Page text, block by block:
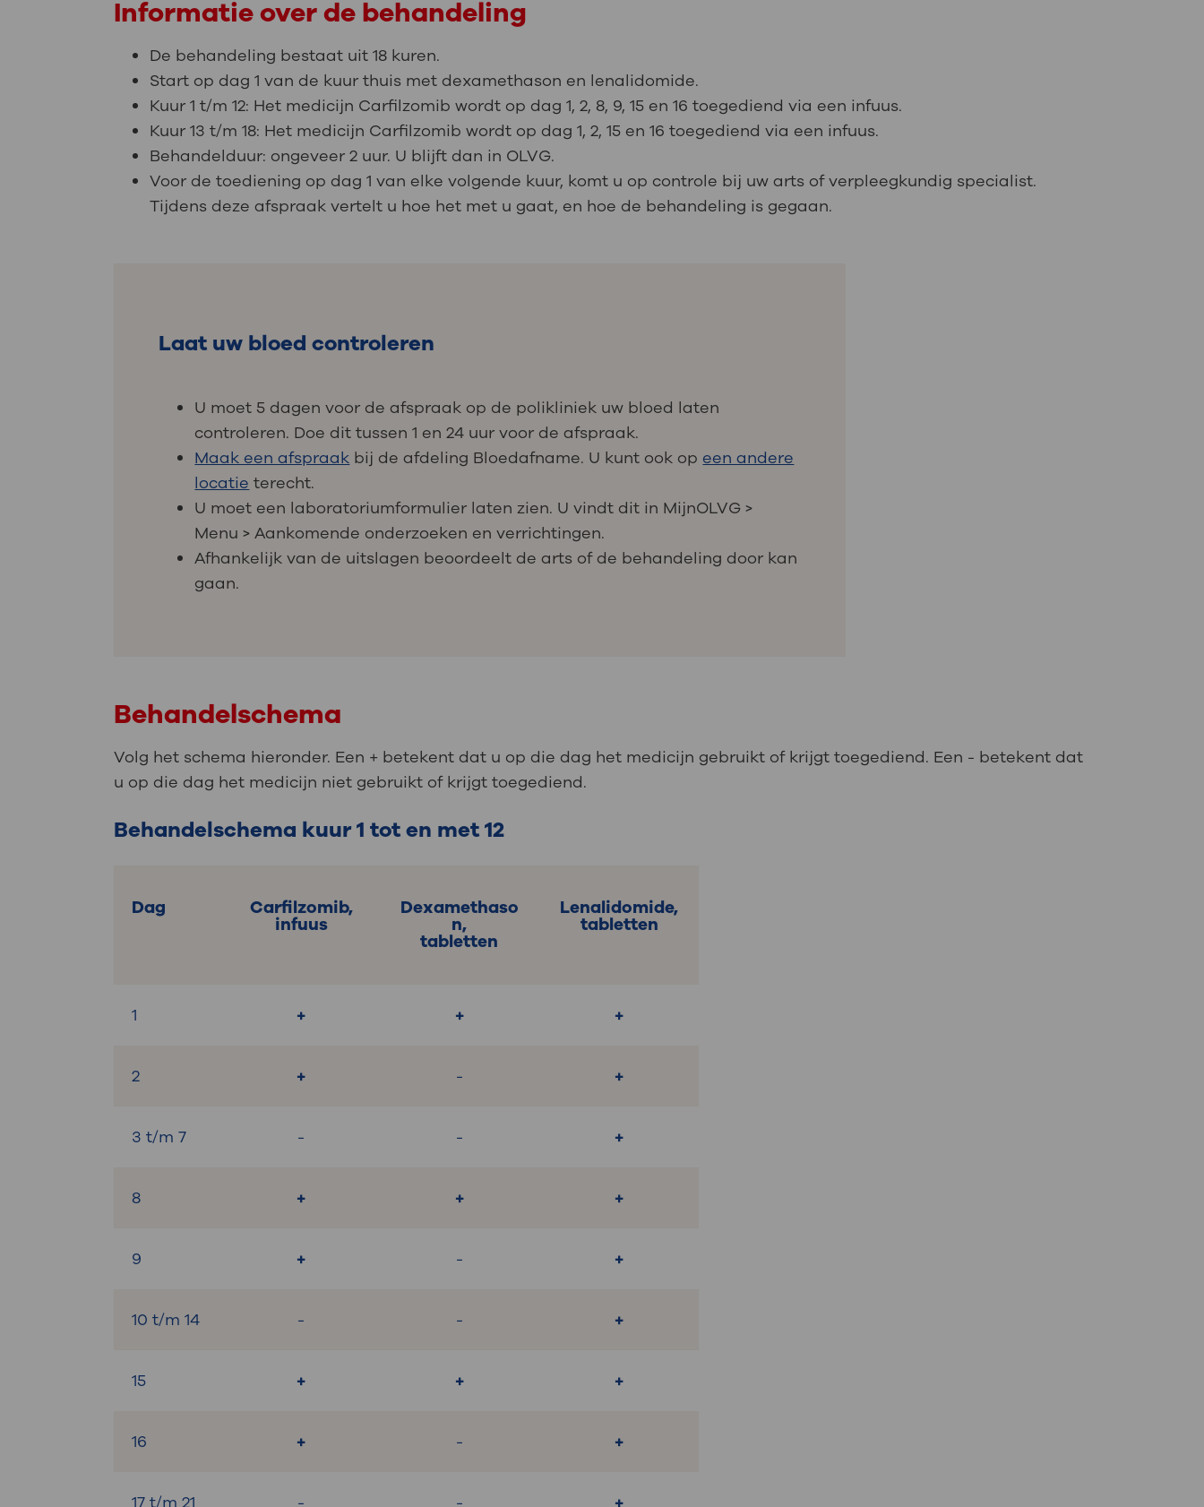
Informatie over de behandeling
De behandeling bestaat uit 18 kuren.
Start op dag 1 van de kuur thuis met dexamethason en lenalidomide.
Kuur 1 t/m 12: Het medicijn Carfilzomib wordt op dag 1, 2, 8, 9, 15 en 16 toegediend via een infuus.
Kuur 13 t/m 18: Het medicijn Carfilzomib wordt op dag 1, 2, 15 en 16 toegediend via een infuus.
Behandelduur: ongeveer 2 uur. U blijft dan in OLVG.
Voor de toediening op dag 1 van elke volgende kuur, komt u op controle bij uw arts of verpleegkundig specialist.
Tijdens deze afspraak vertelt u hoe het met u gaat, en hoe de behandeling is gegaan.
Laat uw bloed controleren
U moet 5 dagen voor de afspraak op de polikliniek uw bloed laten
controleren. Doe dit tussen 1 en 24 uur voor de afspraak.
Maak een afspraak bij de afdeling Bloedafname. U kunt ook op een andere
locatie terecht.
U moet een laboratoriumformulier laten zien. U vindt dit in MijnOLVG >
Menu > Aankomende onderzoeken en verrichtingen.
Afhankelijk van de uitslagen beoordeelt de arts of de behandeling door kan
gaan.
Behandelschema
Volg het schema hieronder. Een + betekent dat u op die dag het medicijn gebruikt of krijgt toegediend. Een - betekent dat
u op die dag het medicijn niet gebruikt of krijgt toegediend.
Behandelschema kuur 1 tot en met 12
Dag Carfilzomib,
infuus
Dexamethaso
n,
tabletten
Lenalidomide,
tabletten
1 + + +
2 + - +
3 t/m 7 - - +
8 + + +
9 + - +
10 t/m 14 - - +
15 + + +
16 + - +